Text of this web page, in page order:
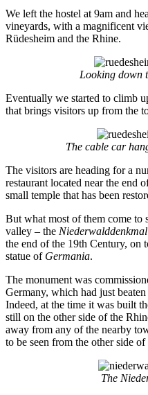
We left the hostel at 9am and
vineyards, with a magnificent
Rüdesheim and the Rhine.
Looking down
Eventually we started to climb
that brings visitors up from the
The cable car
The visitors are heading for a
restaurant located near the end
small temple that has been
But what most of them come to
valley – the Niederwalddenkmal
the end of the 19th Century, on
statue of Germania.
The monument was
Germany, which had just
Indeed, at the time it was built
still on the other side of the
away from any of the nearby
to be seen from the other side of
The